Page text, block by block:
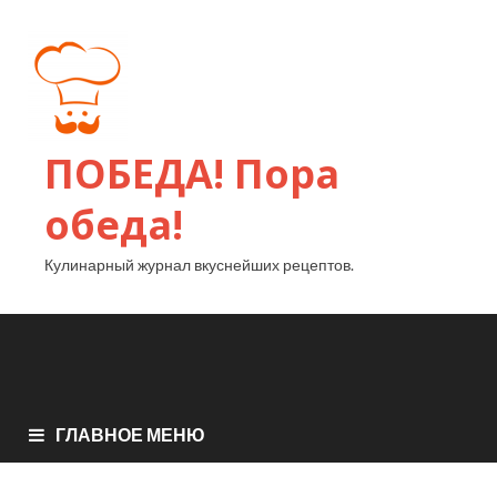
ПОБЕДА! Пора
обеда!
Кулинарный журнал вкуснейших рецептов.
ГЛАВНОЕ МЕНЮ